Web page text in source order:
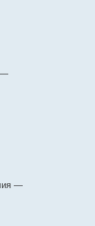
—
—